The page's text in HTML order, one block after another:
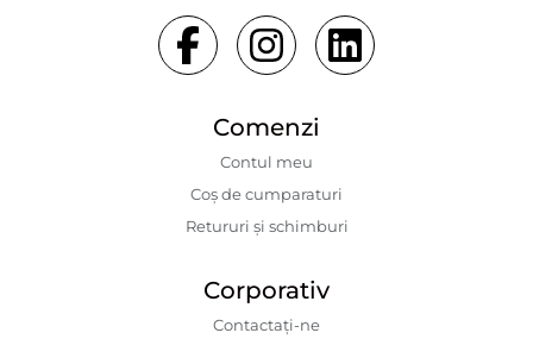
Comenzi
Contul meu
Coș de cumparaturi
Retururi și schimburi
Corporativ
Contactaţi-ne